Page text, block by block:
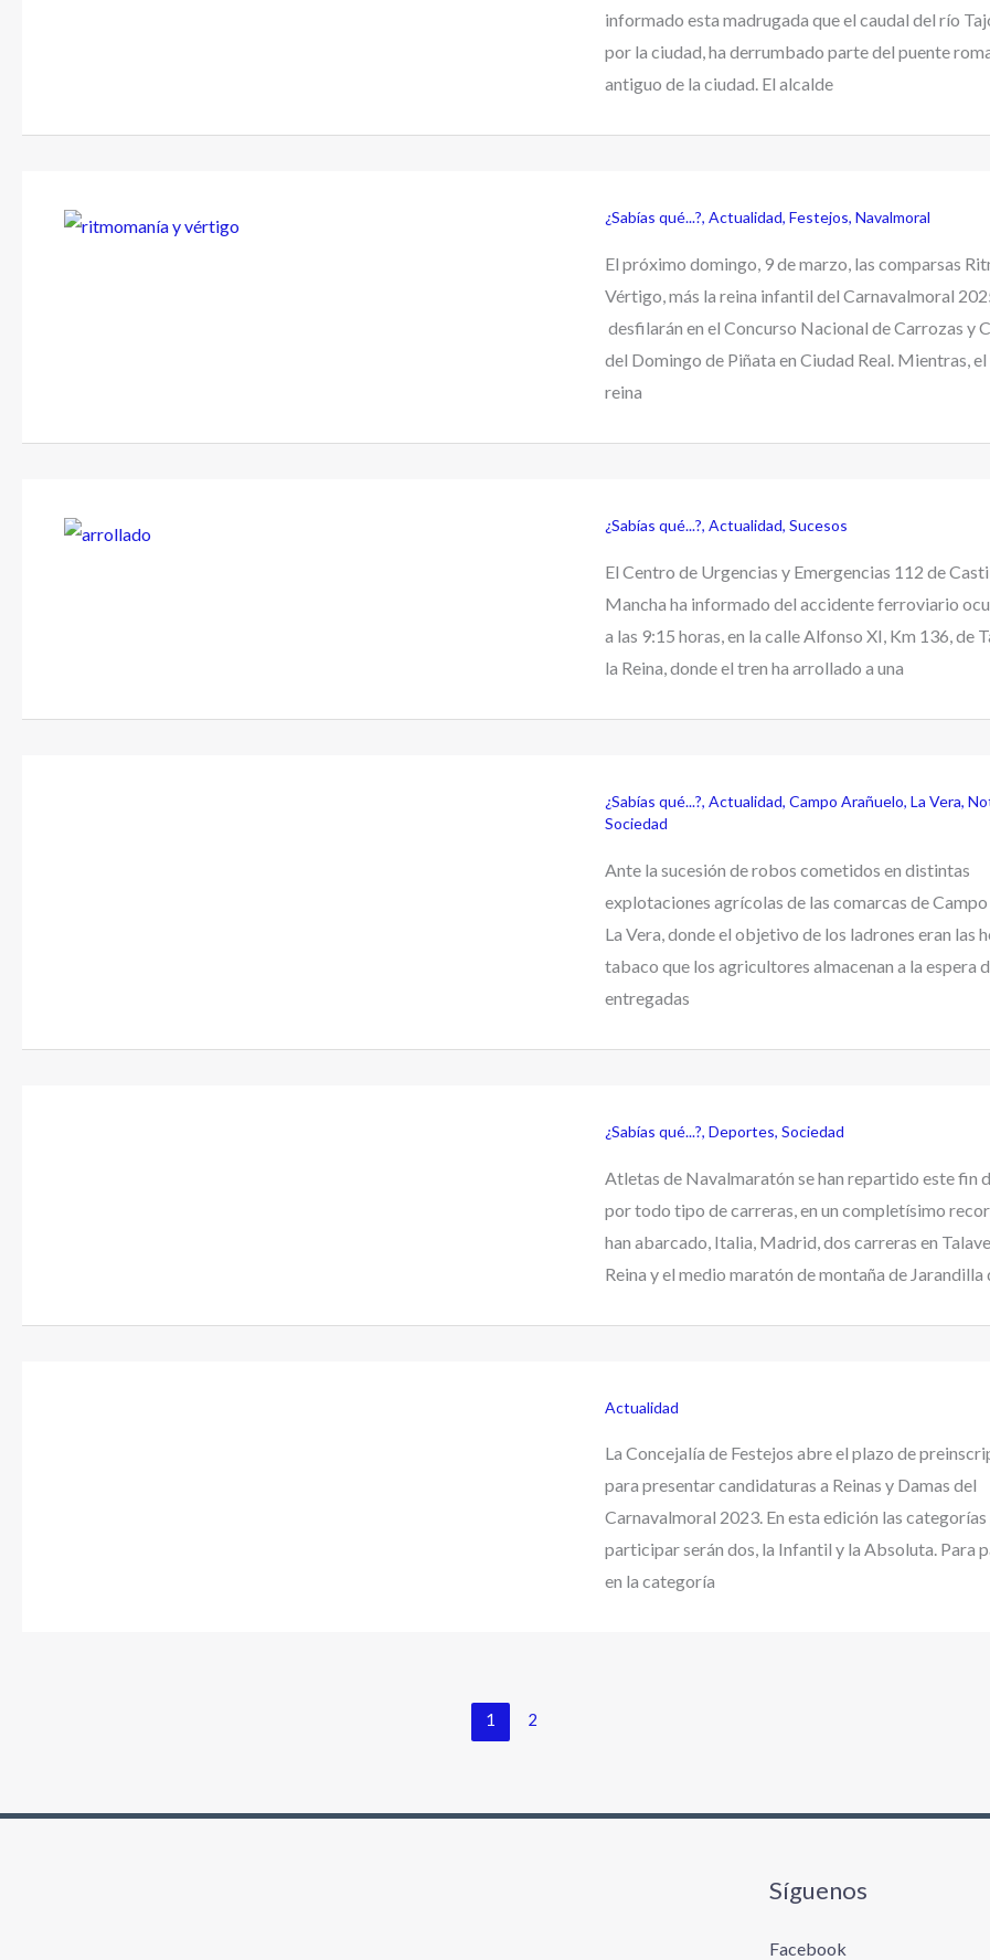
informado esta madrugada que el caudal del río
por la ciudad, ha derrumbado parte del puente
antiguo de la ciudad. El alcalde
¿Sabías qué...?, Actualidad, Festejos, Navalmoral
El próximo domingo, 9 de marzo, las comparsas
Vértigo, más la reina infantil del Carnavalmoral
desfilarán en el Concurso Nacional de Carrozas y
del Domingo de Piñata en Ciudad Real. Mientras,
reina
¿Sabías qué...?, Actualidad, Sucesos
El Centro de Urgencias y Emergencias 112 de
Mancha ha informado del accidente ferroviario
a las 9:15 horas, en la calle Alfonso XI, Km 136, de
la Reina, donde el tren ha arrollado a una
¿Sabías qué...?, Actualidad, Campo Arañuelo, La Vera,
Sociedad
Ante la sucesión de robos cometidos en distintas
explotaciones agrícolas de las comarcas de
La Vera, donde el objetivo de los ladrones eran las
tabaco que los agricultores almacenan a la espera
entregadas
¿Sabías qué...?, Deportes, Sociedad
Atletas de Navalmaratón se han repartido este fin
por todo tipo de carreras, en un completísimo
han abarcado, Italia, Madrid, dos carreras en
Reina y el medio maratón de montaña de Jarandilla
Actualidad
La Concejalía de Festejos abre el plazo de
para presentar candidaturas a Reinas y Damas del
Carnavalmoral 2023. En esta edición las
participar serán dos, la Infantil y la Absoluta. Para
en la categoría
1 2
Síguenos
Facebook